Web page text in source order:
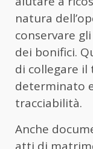
natura
conservare
dei bonifici.
di collegare
determinato
tracciabilità.
Anche